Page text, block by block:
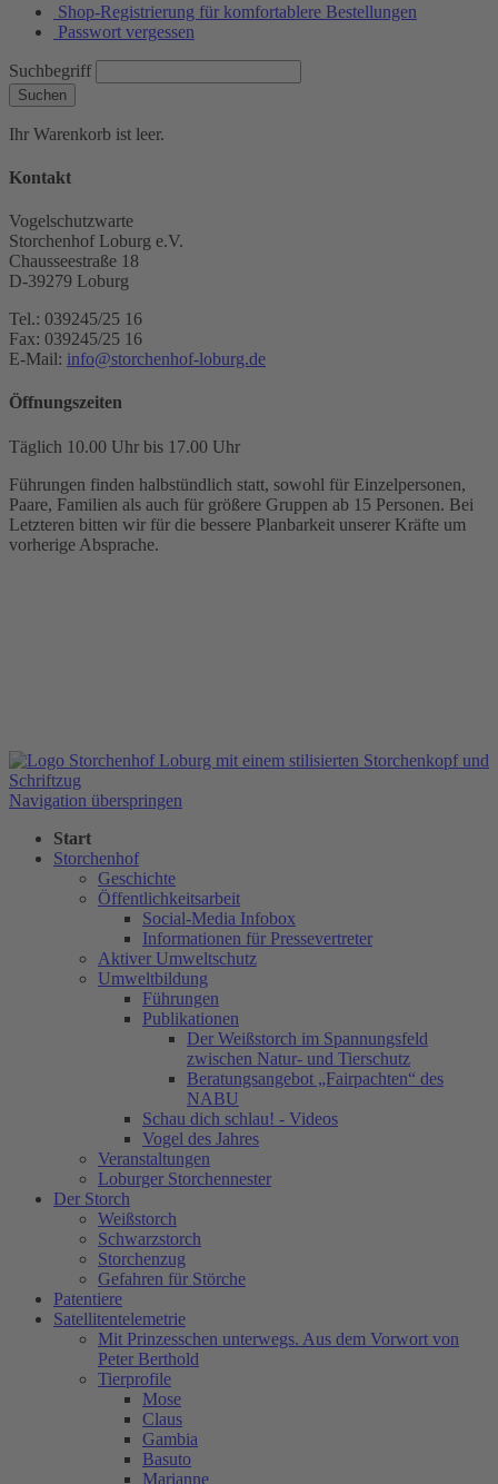
Shop-Registrierung für komfortablere Bestellungen
Passwort vergessen
Suchbegriff
Suchen
Ihr Warenkorb ist leer.
Kontakt
Vogelschutzwarte
Storchenhof Loburg e.V.
Chausseestraße 18
D-39279 Loburg
Tel.: 039245/25 16
Fax: 039245/25 16
E-Mail: info@storchenhof-loburg.de
Öffnungszeiten
Täglich 10.00 Uhr bis 17.00 Uhr
Führungen finden halbstündlich statt, sowohl für Einzelpersonen,
Paare, Familien als auch für größere Gruppen ab 15 Personen. Bei
Letzteren bitten wir für die bessere Planbarkeit unserer Kräfte um
vorherige Absprache.
Navigation überspringen
Start
Storchenhof
Geschichte
Öffentlichkeitsarbeit
Social-Media Infobox
Informationen für Pressevertreter
Aktiver Umweltschutz
Umweltbildung
Führungen
Publikationen
Der Weißstorch im Spannungsfeld
zwischen Natur- und Tierschutz
Beratungsangebot „Fairpachten“ des
NABU
Schau dich schlau! - Videos
Vogel des Jahres
Veranstaltungen
Loburger Storchennester
Der Storch
Weißstorch
Schwarzstorch
Storchenzug
Gefahren für Störche
Patentiere
Satellitentelemetrie
Mit Prinzesschen unterwegs. Aus dem Vorwort von
Peter Berthold
Tierprofile
Mose
Claus
Gambia
Basuto
Marianne